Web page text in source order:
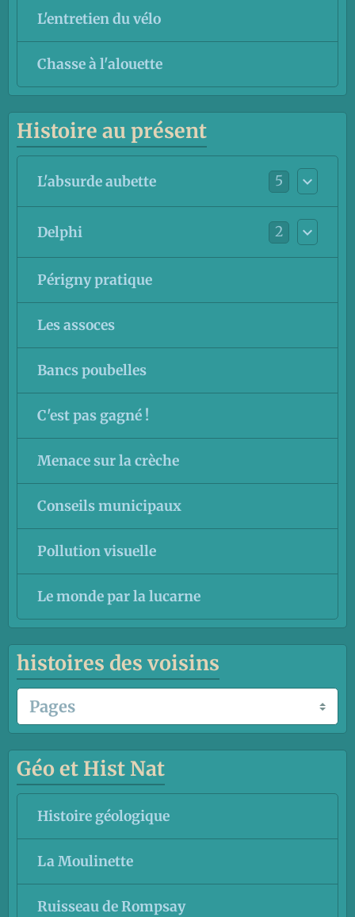
L'entretien du vélo
Chasse à l'alouette
Histoire au présent
L'absurde aubette 5
Delphi 2
Périgny pratique
Les assoces
Bancs poubelles
C'est pas gagné !
Menace sur la crèche
Conseils municipaux
Pollution visuelle
Le monde par la lucarne
histoires des voisins
Géo et Hist Nat
Histoire géologique
La Moulinette
Ruisseau de Rompsay